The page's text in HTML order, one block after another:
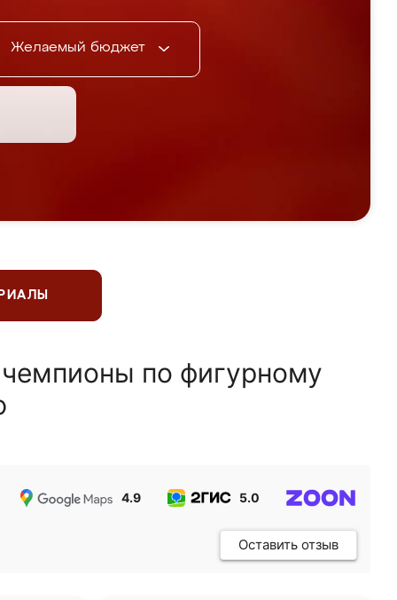
Желаемый бюджет
по фигурному
4.9 5.0
Оставить отзыв